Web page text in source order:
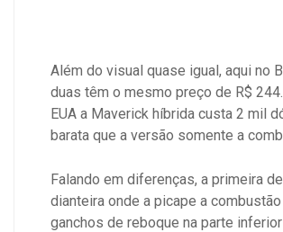
Além do visual quase igual, aqui no
duas têm o mesmo preço de R$
EUA a Maverick híbrida custa 2 mil
barata que a versão somente a
Falando em diferenças, a primeira
dianteira onde a picape a
ganchos de reboque na parte